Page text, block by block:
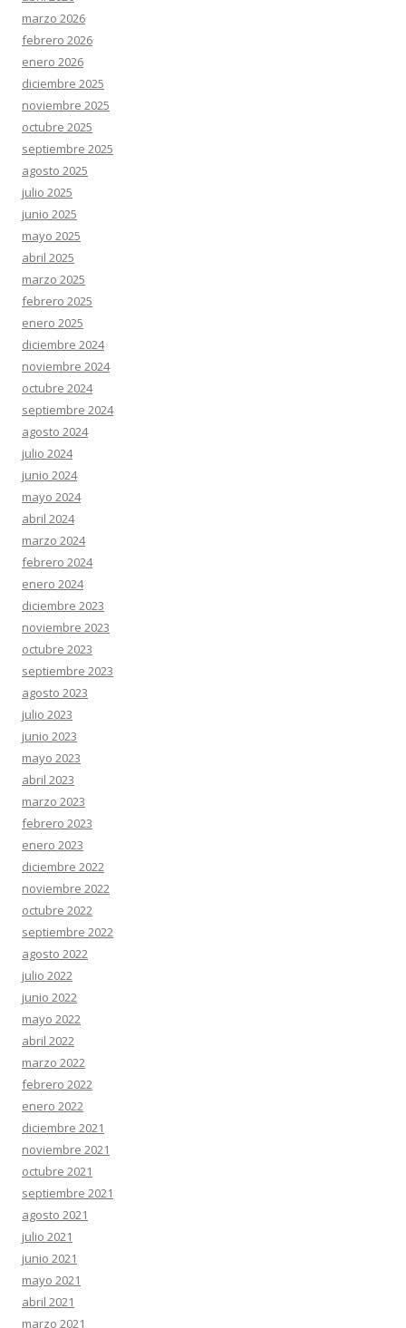
marzo 2026
febrero 2026
enero 2026
diciembre 2025
noviembre 2025
octubre 2025
septiembre 2025
agosto 2025
julio 2025
junio 2025
mayo 2025
abril 2025
marzo 2025
febrero 2025
enero 2025
diciembre 2024
noviembre 2024
octubre 2024
septiembre 2024
agosto 2024
julio 2024
junio 2024
mayo 2024
abril 2024
marzo 2024
febrero 2024
enero 2024
diciembre 2023
noviembre 2023
octubre 2023
septiembre 2023
agosto 2023
julio 2023
junio 2023
mayo 2023
abril 2023
marzo 2023
febrero 2023
enero 2023
diciembre 2022
noviembre 2022
octubre 2022
septiembre 2022
agosto 2022
julio 2022
junio 2022
mayo 2022
abril 2022
marzo 2022
febrero 2022
enero 2022
diciembre 2021
noviembre 2021
octubre 2021
septiembre 2021
agosto 2021
julio 2021
junio 2021
mayo 2021
abril 2021
marzo 2021